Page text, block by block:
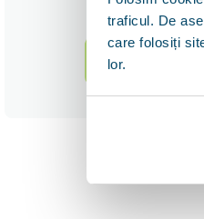
traficul. De
care folosiți
lor.
împrumuta și
Vezi cum